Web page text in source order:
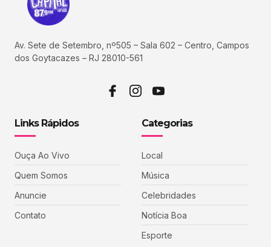
Av. Sete de Setembro, nº505 – Sala 602 – Centro, Campos
dos Goytacazes – RJ 28010-561
Links Rápidos
Ouça Ao Vivo
Quem Somos
Anuncie
Contato
Categorias
Local
Música
Celebridades
Notícia Boa
Esporte